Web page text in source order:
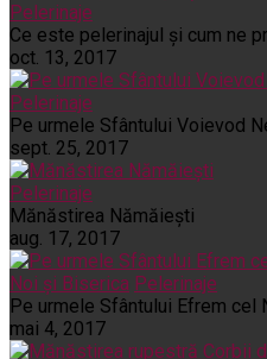
Pelerinaje
Ce este pelerinajul şi cum ne
oct. 13, 2017
Pelerinaje
Pe urmele Sfântului Voievod
sept. 25, 2017
Pelerinaje
Mănăstirea Nămăiești
aug. 17, 2017
Noi și Biserica Pelerinaje
Pe urmele Sfântului Efrem cel
mai 4, 2017